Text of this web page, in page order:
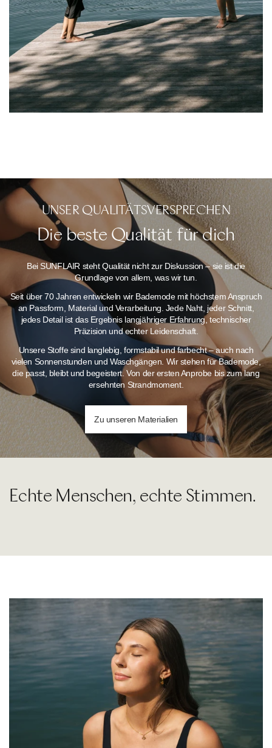
Top
UNSER QUALITÄTSVERSPRECHEN
Die beste Qualität für dich
Bei SUNFLAIR steht Qualität nicht zur Diskussion – sie ist die
Grundlage von allem, was wir tun.
Seit über 70 Jahren entwickeln wir Bademode mit höchstem Anspruch
an Passform, Material und Verarbeitung. Jede Naht, jeder Schnitt,
jedes Detail ist das Ergebnis langjähriger Erfahrung, technischer
Präzision und echter Leidenschaft.
Unsere Stoffe sind langlebig, formstabil und farbecht – auch nach
vielen Sonnenstunden und Waschgängen. Wir stehen für Bademode,
die passt, bleibt und begeistert. Von der ersten Anprobe bis zum lang
ersehnten Strandmoment.
Zu unseren Materialien
Echte Menschen, echte Stimmen.